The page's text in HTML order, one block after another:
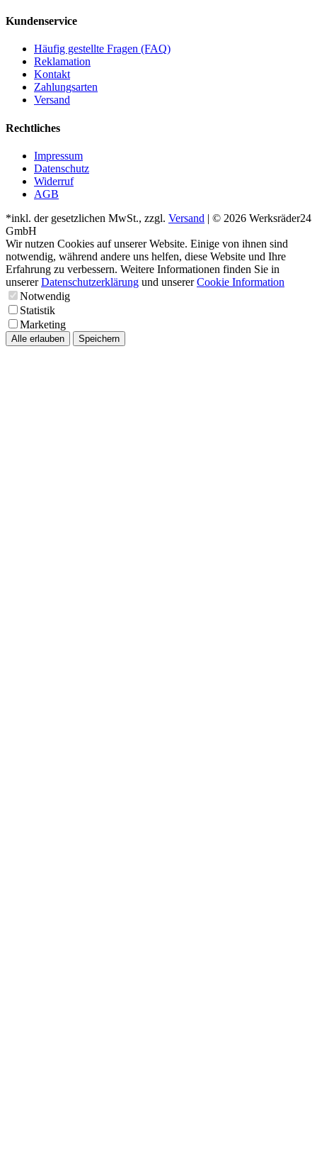
Kundenservice
Häufig gestellte Fragen (FAQ)
Reklamation
Kontakt
Zahlungsarten
Versand
Rechtliches
Impressum
Datenschutz
Widerruf
AGB
*inkl. der gesetzlichen MwSt., zzgl. Versand | © 2026 Werksräder24
GmbH
Wir nutzen Cookies auf unserer Website. Einige von ihnen sind
notwendig, während andere uns helfen, diese Website und Ihre
Erfahrung zu verbessern. Weitere Informationen finden Sie in
unsererDatenschutzerklärung und unsererCookie Information
Notwendig
Statistik
Marketing
Alle erlauben Speichern